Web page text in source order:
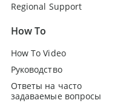
Regional Support
How To
How To Video
Руководство
Ответы на часто
задаваемые вопросы